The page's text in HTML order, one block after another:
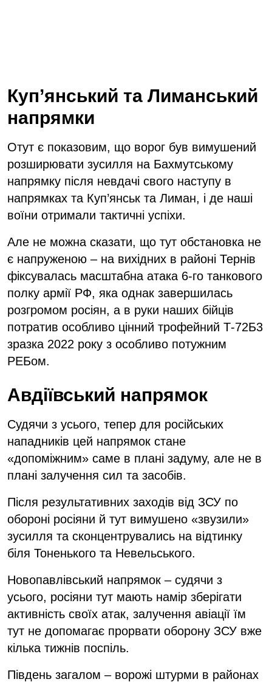
Куп’янський та Лиманський
напрямки
Отут є показовим, що ворог був вимушений
розширювати зусилля на Бахмутському
напрямку після невдачі свого наступу в
напрямках та Куп’янськ та Лиман, і де наші
воїни отримали тактичні успіхи.
Але не можна сказати, що тут обстановка не
є напруженою – на вихідних в районі Тернів
фіксувалась масштабна атака 6-го танкового
полку армії РФ, яка однак завершилась
розгромом росіян, а в руки наших бійців
потратив особливо цінний трофейний Т-72Б3
зразка 2022 року з особливо потужним
РЕБом.
Авдіївський напрямок
Судячи з усього, тепер для російських
нападників цей напрямок стане
«допоміжним» саме в плані задуму, але не в
плані залучення сил та засобів.
Після результативних заходів від ЗСУ по
обороні росіяни й тут вимушено «звузили»
зусилля та сконцентрувались на відтинку
біля Тоненького та Невельського.
Новопавлівський напрямок – судячи з
усього, росіяни тут мають намір зберігати
активність своїх атак, залучення авіації їм
тут не допомагає прорвати оборону ЗСУ вже
кілька тижнів поспіль.
Південь загалом – ворожі штурми в районах